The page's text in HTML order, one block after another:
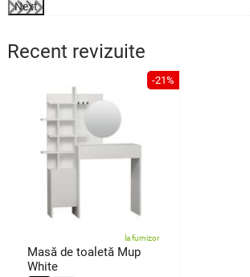
Next
Recent revizuite
-21%
la furnizor
Masă de toaletă Mup
White